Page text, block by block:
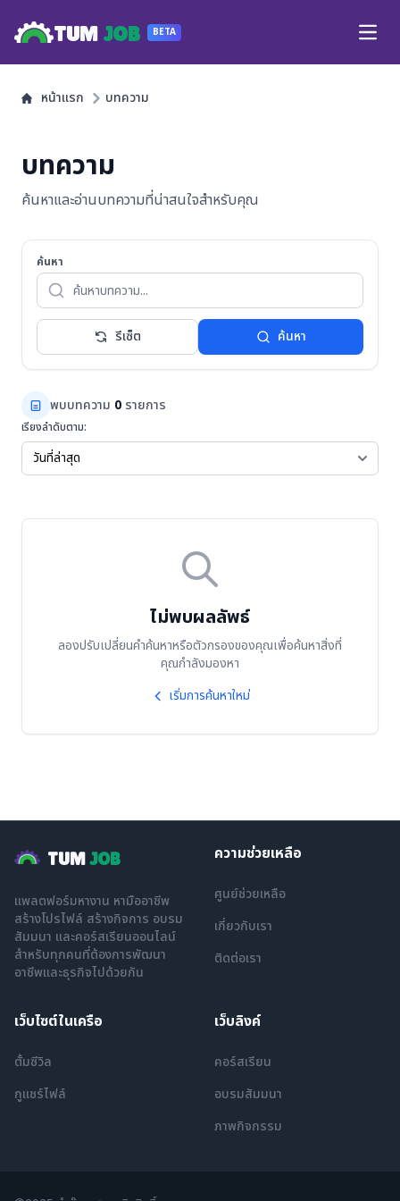
TUM JOB BETA
หน้าแรก บทความ
บทความ
ค้นหาและอ่านบทความที่น่าสนใจสำหรับคุณ
ค้นหา
รีเซ็ต ค้นหา
พบบทความ 0 รายการ
เรียงลำดับตาม:
ไม่พบผลลัพธ์
ลองปรับเปลี่ยนคำค้นหาหรือตัวกรองของคุณเพื่อค้นหาสิ่งที่
คุณกำลังมองหา
เริ่มการค้นหาใหม่
TUMJOB
แพลตฟอร์มหางาน หามืออาชีพ
สร้างโปรไฟล์ สร้างกิจการ อบรม
สัมมนา และคอร์สเรียนออนไลน์
สำหรับทุกคนที่ต้องการพัฒนา
อาชีพและธุรกิจไปด้วยกัน
ความช่วยเหลือ
ศูนย์ช่วยเหลือ
เกี่ยวกับเรา
ติดต่อเรา
เว็บไซต์ในเครือ
ตั้มซีวิล
กูแชร์ไฟล์
เว็บลิงค์
คอร์สเรียน
อบรมสัมมนา
ภาพกิจกรรม